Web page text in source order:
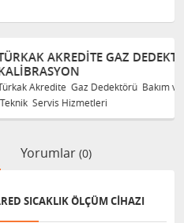
GAZ DEDEKTÖRÜ BAKIM VE
Dedektörü Bakım ve Kalibrasyon
Yorumlar (0)
SICAKLIK ÖLÇÜM CIHAZI